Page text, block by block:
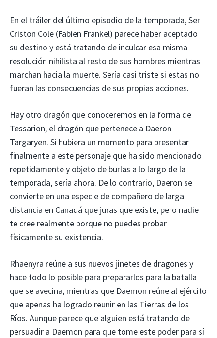
En el tráiler del último episodio de la temporada, Ser
Criston Cole (Fabien Frankel) parece haber aceptado
su destino y está tratando de inculcar esa misma
resolución nihilista al resto de sus hombres mientras
marchan hacia la muerte. Sería casi triste si estas no
fueran las consecuencias de sus propias acciones.
Hay otro dragón que conoceremos en la forma de
Tessarion, el dragón que pertenece a Daeron
Targaryen. Si hubiera un momento para presentar
finalmente a este personaje que ha sido mencionado
repetidamente y objeto de burlas a lo largo de la
temporada, sería ahora. De lo contrario, Daeron se
convierte en una especie de compañero de larga
distancia en Canadá que juras que existe, pero nadie
te cree realmente porque no puedes probar
físicamente su existencia.
Rhaenyra reúne a sus nuevos jinetes de dragones y
hace todo lo posible para prepararlos para la batalla
que se avecina, mientras que Daemon reúne al ejército
que apenas ha logrado reunir en las Tierras de los
Ríos. Aunque parece que alguien está tratando de
persuadir a Daemon para que tome este poder para sí